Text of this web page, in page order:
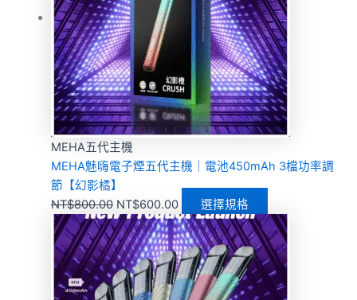
MEHA五代主機
MEHA魅嗨電子煙五代主機｜電池450mAh 3檔功率調
節【幻影橘】
NT$800.00 NT$600.00 選擇規格